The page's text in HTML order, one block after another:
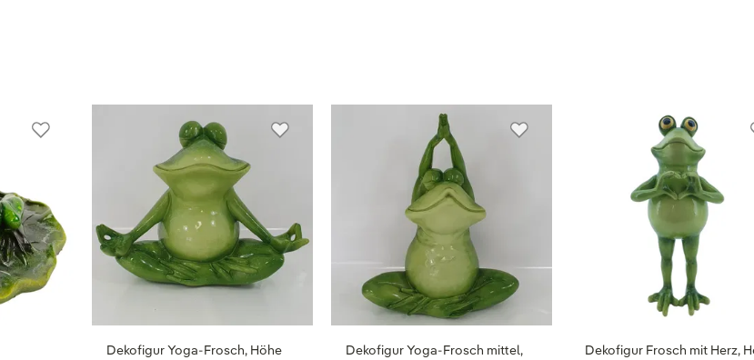
Dekofigur Yoga-Frosch, Höhe
Dekofigur Yoga-Frosch mittel,
Dekofigur Frosch mit Herz,